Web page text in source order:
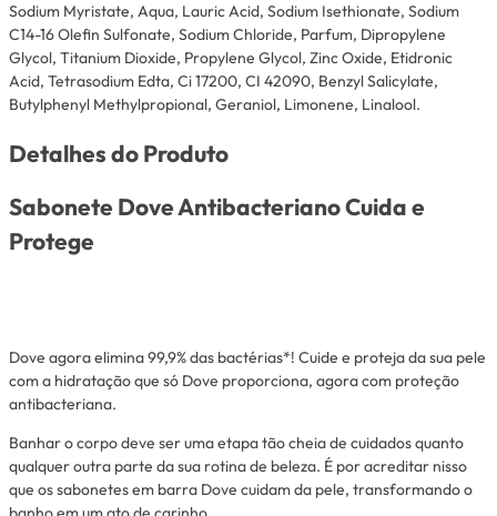
Sodium Myristate, Aqua, Lauric Acid, Sodium Isethionate, Sodium
C14-16 Olefin Sulfonate, Sodium Chloride, Parfum, Dipropylene
Glycol, Titanium Dioxide, Propylene Glycol, Zinc Oxide, Etidronic
Acid, Tetrasodium Edta, Ci 17200, CI 42090, Benzyl Salicylate,
Butylphenyl Methylpropional, Geraniol, Limonene, Linalool.
Detalhes do Produto
Sabonete Dove Antibacteriano Cuida e
Protege
Dove agora elimina 99,9% das bactérias*! Cuide e proteja da sua pele
com a hidratação que só Dove proporciona, agora com proteção
antibacteriana.
Banhar o corpo deve ser uma etapa tão cheia de cuidados quanto
qualquer outra parte da sua rotina de beleza. É por acreditar nisso
que os sabonetes em barra Dove cuidam da pele, transformando o